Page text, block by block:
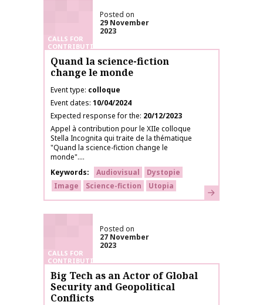
CALLS FOR
CONTRIBUTIONS
Posted on
29 November
2023
Quand la science-fiction
change le monde
Event type colloque
Event dates 10/04/2024
Expected response for the 20/12/2023
Appel à contribution pour le XIIe colloque
Stella Incognita qui traite de la thématique
"Quand la science-fiction change le
monde"....
Keywords
Audiovisual
Dystopie
Image
Science-fiction Utopia Learn more
CALLS FOR
CONTRIBUTIONS
Posted on
27 November
2023
Big Tech as an Actor of Global
Security and Geopolitical
Conflicts